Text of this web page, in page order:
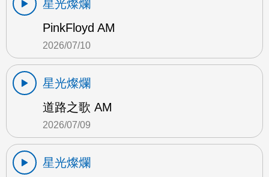
星光燦爛
PinkFloyd AM
2026/07/10
星光燦爛
道路之歌 AM
2026/07/09
星光燦爛